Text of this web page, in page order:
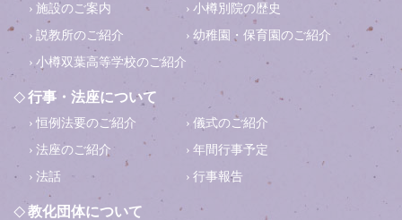
施設のご案内
小樽別院の歴史
説教所のご紹介
幼稚園・保育園のご紹介
小樽双葉高等学校のご紹介
行事・法座について
恒例法要のご紹介
儀式のご紹介
法座のご紹介
年間行事予定
法話
行事報告
教化団体について